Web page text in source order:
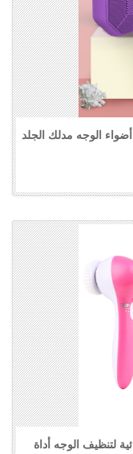
الوجه مدلك الجلد
لتنظيف الوجه أداة